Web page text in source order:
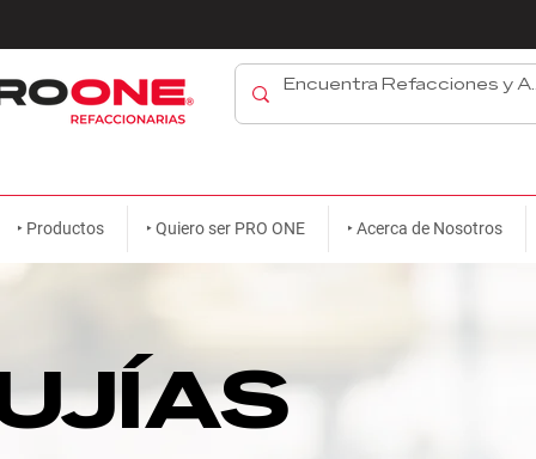
‣ Productos ‣ Quiero ser PRO ONE ‣ Acerca de Nosotros